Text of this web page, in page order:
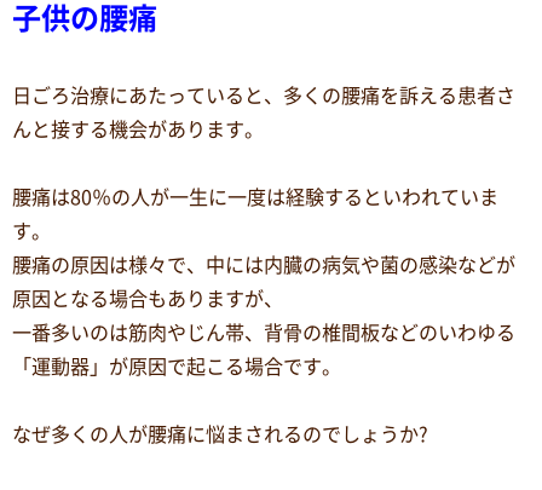
子供の腰痛
日ごろ治療にあたっていると、多くの腰痛を訴える患者さ
んと接する機会があります。
腰痛は80％の人が一生に一度は経験するといわれていま
す。
腰痛の原因は様々で、中には内臓の病気や菌の感染などが
原因となる場合もありますが、
一番多いのは筋肉やじん帯、背骨の椎間板などのいわゆる
「運動器」が原因で起こる場合です。
なぜ多くの人が腰痛に悩まされるのでしょうか?